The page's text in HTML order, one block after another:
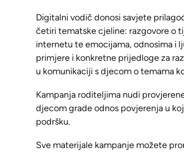
Digitalni vodič donosi savjete
četiri tematske cjeline: razgovore o
internetu te emocijama, odnosima i
primjere i konkretne prijedloge za
u komunikaciji s djecom o temama
Kampanja roditeljima nudi
djecom grade odnos povjerenja u
podršku.
Sve materijale kampanje možete